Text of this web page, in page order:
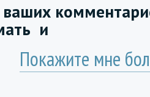
и
Покажите мне